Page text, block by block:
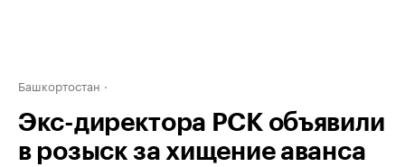
Башкортостан
Экс-директора РСК объявили
в розыск за хищение аванса